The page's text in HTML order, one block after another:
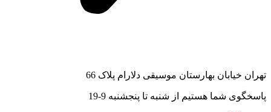
تهران خیابان بهارستان موسیقی دلارام پلاک 66
پاسخگوی شما هستیم از شنبه تا پنجشنبه 9-19